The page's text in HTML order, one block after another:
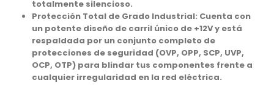
totalmente silencioso.
Protección Total de Grado Industrial: Cuenta con
un potente diseño de carril único de +12V y está
respaldada por un conjunto completo de
protecciones de seguridad (OVP, OPP, SCP, UVP,
OCP, OTP) para blindar tus componentes frente a
cualquier irregularidad en la red eléctrica.